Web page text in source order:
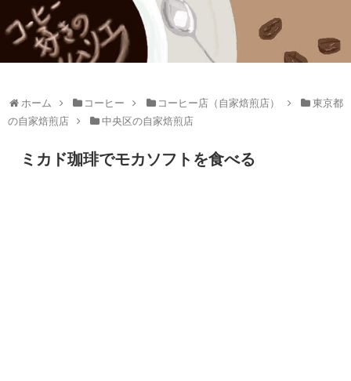
ホーム コーヒー コーヒー店（自家焙煎店）
東京都
の自家焙煎店
中央区の自家焙煎店
ミカド珈琲でモカソフトを食べる